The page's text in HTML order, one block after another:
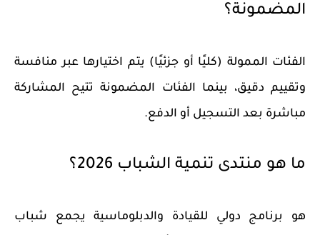
المضمونة؟
الفئات الممولة (كليًا أو جزئيًا) يتم اختيارها عبر منافسة
وتقييم دقيق، بينما الفئات المضمونة تتيح المشاركة
مباشرة بعد التسجيل أو الدفع.
ما هو منتدى تنمية الشباب 2026؟
هو برنامج دولي للقيادة والدبلوماسية يجمع شباب